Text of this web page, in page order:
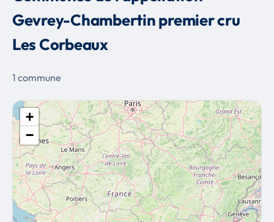
Gevrey-Chambertin premier cru
Les Corbeaux
1 commune
+
−